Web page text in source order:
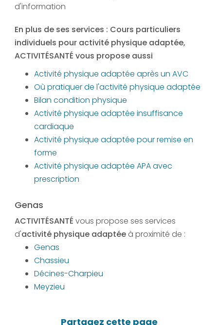
d'information
En plus de ses services : Cours particuliers
individuels pour activité physique adaptée,
ACTIVITÉSANTÉ vous propose aussi
Activité physique adaptée après un AVC
Où pratiquer de l'activité physique adaptée
Bilan condition physique
Activité physique adaptée insuffisance
cardiaque
Activité physique adaptée pour remise en
forme
Activité physique adaptée APA avec
prescription
Genas
ACTIVITÉSANTÉ vous propose ses services
d'activité physique adaptée à proximité de :
Genas
Chassieu
Décines-Charpieu
Meyzieu